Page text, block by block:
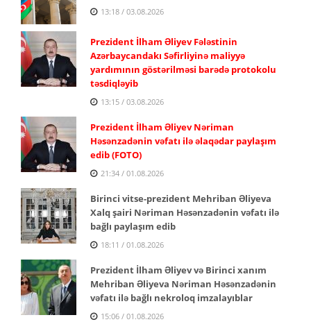
13:18 / 03.08.2026
Prezident İlham Əliyev Fələstinin
Azərbaycandakı Səfirliyinə maliyyə
yardımının göstərilməsi barədə protokolu
təsdiqləyib
13:15 / 03.08.2026
Prezident İlham Əliyev Nəriman
Həsənzadənin vəfatı ilə əlaqədar paylaşım
edib (FOTO)
21:34 / 01.08.2026
Birinci vitse-prezident Mehriban Əliyeva
Xalq şairi Nəriman Həsənzadənin vəfatı ilə
bağlı paylaşım edib
18:11 / 01.08.2026
Prezident İlham Əliyev və Birinci xanım
Mehriban Əliyeva Nəriman Həsənzadənin
vəfatı ilə bağlı nekroloq imzalayıblar
15:06 / 01.08.2026